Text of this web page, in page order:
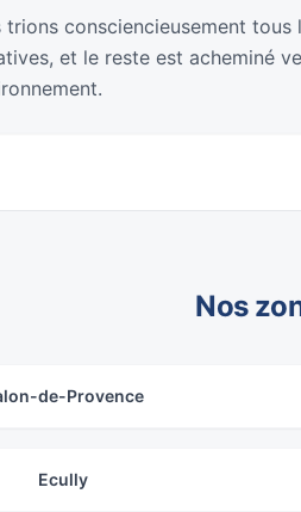
trions consciencieusement
et le reste est acheminé
Nos
de-Provence
Ecully